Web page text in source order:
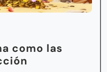
como las